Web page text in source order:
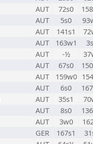
AUT 72s0
AUT 5s0
AUT 141s1
AUT 163w1
AUT -½
AUT 67s0
AUT 159w0
AUT 6s0
AUT 35s1
AUT 8s0
AUT 3w0
GER 167s1